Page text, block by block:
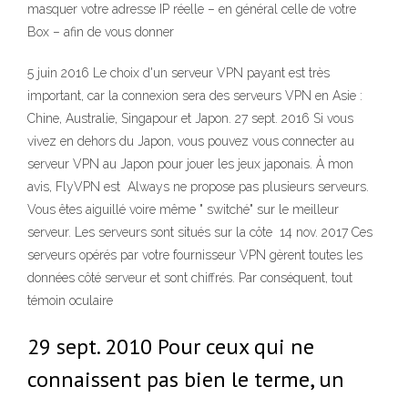
masquer votre adresse IP réelle – en général celle de votre
Box – afin de vous donner
5 juin 2016 Le choix d'un serveur VPN payant est très
important, car la connexion sera des serveurs VPN en Asie :
Chine, Australie, Singapour et Japon. 27 sept. 2016 Si vous
vivez en dehors du Japon, vous pouvez vous connecter au
serveur VPN au Japon pour jouer les jeux japonais. À mon
avis, FlyVPN est Always ne propose pas plusieurs serveurs.
Vous êtes aiguillé voire même " switché" sur le meilleur
serveur. Les serveurs sont situés sur la côte 14 nov. 2017 Ces
serveurs opérés par votre fournisseur VPN gèrent toutes les
données côté serveur et sont chiffrés. Par conséquent, tout
témoin oculaire
29 sept. 2010 Pour ceux qui ne
connaissent pas bien le terme, un